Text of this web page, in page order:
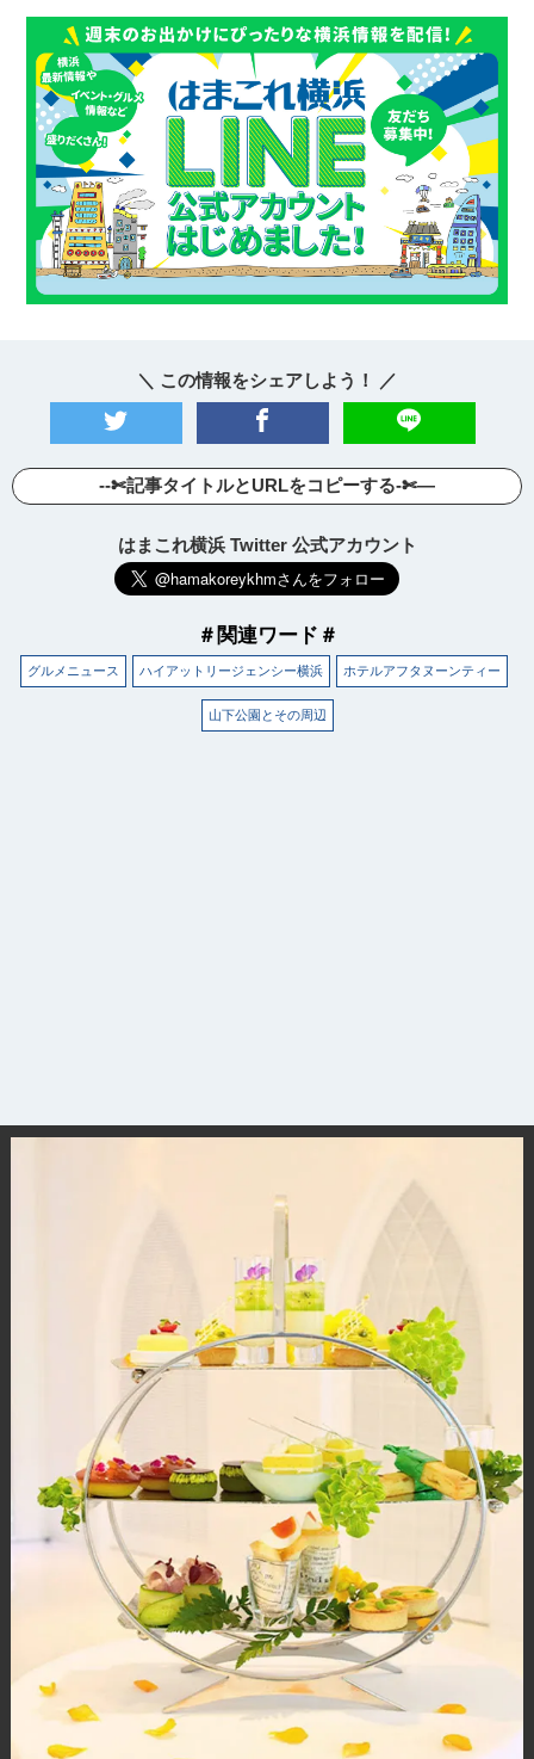
＼ この情報をシェアしよう！ ／
--✄記事タイトルとURLをコピーする-✄—
はまこれ横浜 Twitter 公式アカウント
＃関連ワード＃
グルメニュース ハイアットリージェンシー横浜 ホテルアフタヌーンティー
山下公園とその周辺